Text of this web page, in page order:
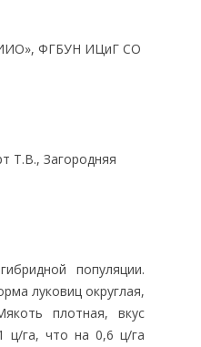
ФГБУН ИЦиГ СО
Т.В., Загородняя
популяции.
луковиц округлая,
плотная, вкус
ц/га, что на 0,6 ц/га